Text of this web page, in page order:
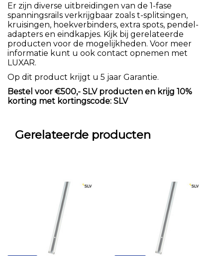
Er zijn diverse uitbreidingen van de 1-fase
spanningsrails verkrijgbaar zoals t-splitsingen,
kruisingen, hoekverbinders, extra spots, pendel-
adapters en eindkapjes. Kijk bij gerelateerde
producten voor de mogelijkheden. Voor meer
informatie kunt u ook contact opnemen met
LUXAR.
Op dit product krijgt u 5 jaar Garantie.
Bestel voor €500,- SLV producten en krijg 10%
korting met kortingscode: SLV
Gerelateerde producten